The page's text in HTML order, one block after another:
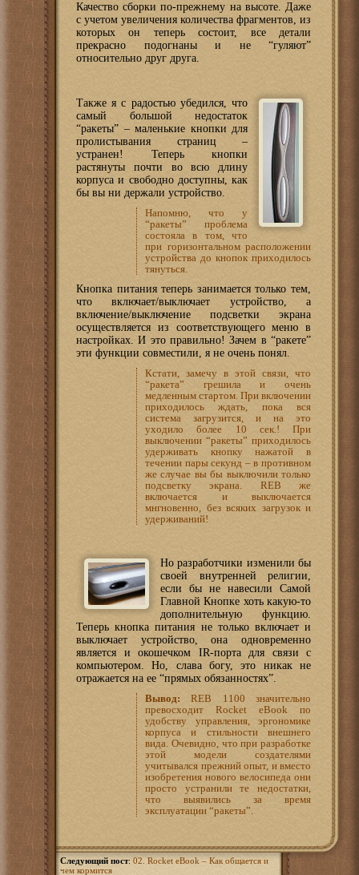
Качество сборки по-прежнему на высоте. Даже
с учетом увеличения количества фрагментов, из
которых он теперь состоит, все детали
прекрасно подогнаны и не “гуляют”
относительно друг друга.
Также я с радостью убедился, что
самый большой недостаток
“ракеты” – маленькие кнопки для
пролистывания страниц –
устранен! Теперь кнопки
растянуты почти во всю длину
корпуса и свободно доступны, как
бы вы ни держали устройство.
Напомню, что у
“ракеты” проблема
состояла в том, что
при горизонтальном расположении
устройства до кнопок приходилось
тянуться.
Кнопка питания теперь занимается только тем,
что включает/выключает устройство, а
включение/выключение подсветки экрана
осуществляется из соответствующего меню в
настройках. И это правильно! Зачем в “ракете”
эти функции совместили, я не очень понял.
Кстати, замечу в этой связи, что
“ракета” грешила и очень
медленным стартом. При включении
приходилось ждать, пока вся
система загрузится, и на это
уходило более 10 сек.! При
выключении “ракеты” приходилось
удерживать кнопку нажатой в
течении пары секунд – в противном
же случае вы бы выключили только
подсветку экрана. REB же
включается и выключается
мнгновенно, без всяких загрузок и
удерживаний!
Но разработчики изменили бы
своей внутренней религии,
если бы не навесили Самой
Главной Кнопке хоть какую-то
дополнительную функцию.
Теперь кнопка питания не только включает и
выключает устройство, она одновременно
является и окошечком IR-порта для связи с
компьютером. Но, слава богу, это никак не
отражается на ее “прямых обязанностях”.
Вывод: REB 1100 значительно
превосходит Rocket eBook по
удобству управления, эргономике
корпуса и стильности внешнего
вида. Очевидно, что при разработке
этой модели создателями
учитывался прежний опыт, и вместо
изобретения нового велосипеда они
просто устранили те недостатки,
что выявились за время
эксплуатации “ракеты”.
Следующий пост: 02. Rocket eBook – Как общается и
чем кормится